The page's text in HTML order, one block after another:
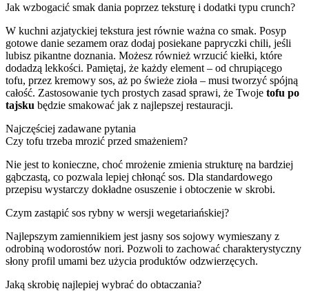
Jak wzbogacić smak dania poprzez teksturę i dodatki typu crunch?
W kuchni azjatyckiej tekstura jest równie ważna co smak. Posyp
gotowe danie sezamem oraz dodaj posiekane papryczki chili, jeśli
lubisz pikantne doznania. Możesz również wrzucić kiełki, które
dodadzą lekkości. Pamiętaj, że każdy element – od chrupiącego
tofu, przez kremowy sos, aż po świeże zioła – musi tworzyć spójną
całość. Zastosowanie tych prostych zasad sprawi, że Twoje tofu po
tajsku będzie smakować jak z najlepszej restauracji.
Najczęściej zadawane pytania
Czy tofu trzeba mrozić przed smażeniem?
Nie jest to konieczne, choć mrożenie zmienia strukturę na bardziej
gąbczastą, co pozwala lepiej chłonąć sos. Dla standardowego
przepisu wystarczy dokładne osuszenie i obtoczenie w skrobi.
Czym zastąpić sos rybny w wersji wegetariańskiej?
Najlepszym zamiennikiem jest jasny sos sojowy wymieszany z
odrobiną wodorostów nori. Pozwoli to zachować charakterystyczny
słony profil umami bez użycia produktów odzwierzęcych.
Jaką skrobię najlepiej wybrać do obtaczania?